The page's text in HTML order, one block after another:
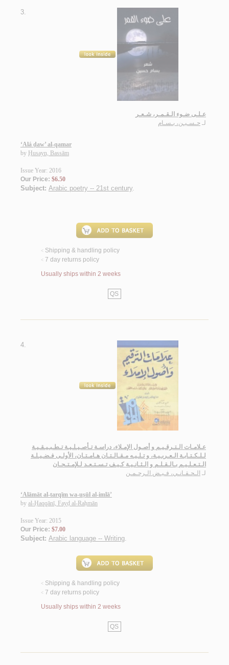
3.
عـلـى ضـوء الـقـمـر، شـعـر
لـ حـسـيـن، بـسـام
‘Alá ḍaw’ al-qamar
by Ḥusayn, Bassām
Issue Year: 2016
Our Price: $6.50
Subject: Arabic poetry -- 21st century.
< Shipping & handling policy
< 7 day returns policy
Usually ships within 2 weeks
QS
4.
عـلامـات الـتـرقـيـم و أصـول الإمـلاء، دراسـة تـأصـيـلـيـة تـطـبـيـقـيـة
لـلـكـتـابـة الـعـربـيـة، و تـلـيـه مـقـالـتـان هـامـتـان، الأولـى فـضـيـلـة
الـتـعـلـيـم بـالـقـلـم و الـثـانـيـة كـيـف تـسـتـعـد لـلإمـتـحـان
لـ الـحـقـانـي، فـيـض الـرحـمـن
‘Alāmāt al-tarqīm wa-uṣūl al-imlā’
by al-Ḥaqqānī, Fayḍ al-Raḥmān
Issue Year: 2015
Our Price: $7.00
Subject: Arabic language -- Writing.
< Shipping & handling policy
< 7 day returns policy
Usually ships within 2 weeks
QS